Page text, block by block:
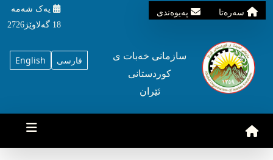
سه‌ره‌تا په‌یوه‌ندی
یه‌ک شه‌مه‌
18 گه‌لاوێژ2726
English فارسی
سازمانی خه‌بات ی
کوردستانی
ئێران